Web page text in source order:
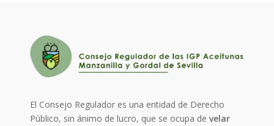
El Consejo Regulador es una entidad de Derecho
Público, sin ánimo de lucro, que se ocupa develar